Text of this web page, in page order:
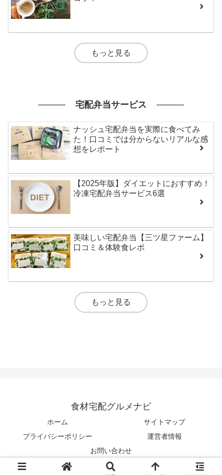
もっと見る
宅配弁当サービス
ナッシュ宅配弁当を実際に食べてみ
た！口コミでは分からないリアルな感
想をレポート
【2025年版】ダイエットにおすすめ！
冷凍宅配弁当サービス6選
美味しい宅配弁当【三ツ星ファーム】
口コミ＆体験食レポ
もっと見る
食材宅配グルメナビ
ホーム
サイトマップ
プライバシーポリシー
運営者情報
お問い合わせ
© 2019-2026 食材宅配グルメナビ.